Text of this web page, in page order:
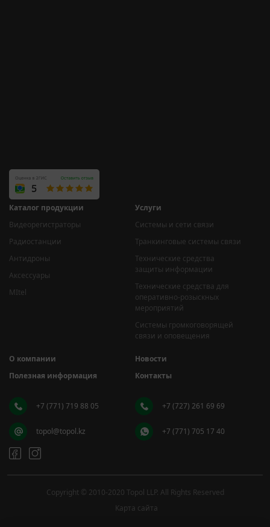
Каталог продукции
Видеорегистраторы
Радиостанции
Антидроны
Аксессуары
MItel
Услуги
Системы и сети связи
Транкинговые системы связи
Технические средства
защиты информации
Технические средства для
оперативно-розыскных
мероприятий
Системы громкоговорящей
связи и оповещения
О компании
Новости
Полезная информация
Контакты
+7 (771) 719 88 05 +7 (727) 261 69 69
topol@topol.kz +7 (771) 705 17 40
Copyright © 2010-2020 Topol LLP. All Rights Reserved
Карта сайта